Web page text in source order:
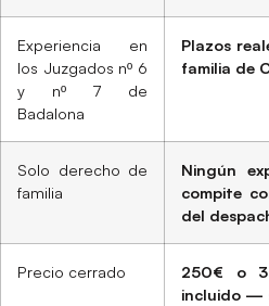
Experiencia en
los Juzgados nº 6
y nº 7 de
Badalona
Plazos
familia de
Solo derecho de
familia
Ningún
compite
del
Precio cerrado
250€ o
incluido —